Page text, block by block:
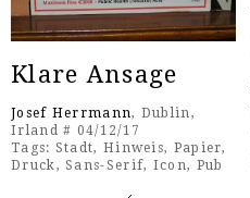
Klare Ansage
Josef Herrmann, Dublin,
Irland # 04/12/17
Tags: Stadt, Hinweis, Papier,
Druck,Sans-Serif, Icon, Pub